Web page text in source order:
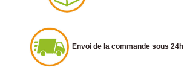
Envoi de la commande sous 24h